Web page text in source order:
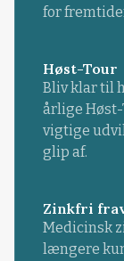
for
Høst-Tour
Bliv klar til
årlige
vigtige
glip af.
Zinkfri
Medicinsk
længere